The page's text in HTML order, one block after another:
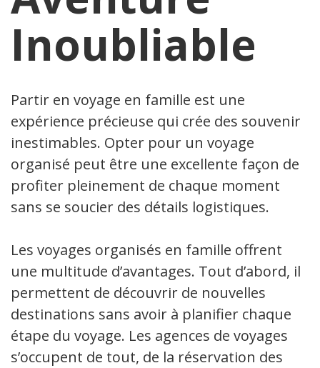
Inoubliable
Partir en voyage en famille est une
expérience précieuse qui crée des souvenirs
inestimables. Opter pour un voyage
organisé peut être une excellente façon de
profiter pleinement de chaque moment
sans se soucier des détails logistiques.
Les voyages organisés en famille offrent
une multitude d’avantages. Tout d’abord, ils
permettent de découvrir de nouvelles
destinations sans avoir à planifier chaque
étape du voyage. Les agences de voyages
s’occupent de tout, de la réservation des